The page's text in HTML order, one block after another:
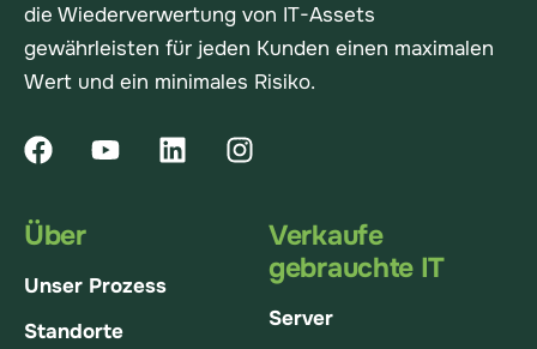
die Wiederverwertung von IT-Assets
gewährleisten für jeden Kunden einen maximalen
Wert und ein minimales Risiko.
Über
Unser Prozess
Standorte
Verkaufe
gebrauchte IT
Server